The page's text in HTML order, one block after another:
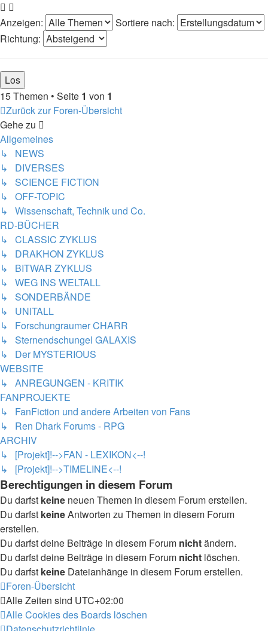
Anzeigen:
Sortiere nach:
Richtung:
15 Themen • Seite 1 von 1
Zurück zur Foren-Übersicht
Gehe zu
Allgemeines
↳ NEWS
↳ DIVERSES
↳ SCIENCE FICTION
↳ OFF-TOPIC
↳ Wissenschaft, Technik und Co.
RD-BÜCHER
↳ CLASSIC ZYKLUS
↳ DRAKHON ZYKLUS
↳ BITWAR ZYKLUS
↳ WEG INS WELTALL
↳ SONDERBÄNDE
↳ UNITALL
↳ Forschungraumer CHARR
↳ Sternendschungel GALAXIS
↳ Der MYSTERIOUS
WEBSITE
↳ ANREGUNGEN - KRITIK
FANPROJEKTE
↳ FanFiction und andere Arbeiten von Fans
↳ Ren Dhark Forums - RPG
ARCHIV
↳ [Projekt]!-->FAN - LEXIKON<--!
↳ [Projekt]!-->TIMELINE<--!
Berechtigungen in diesem Forum
Du darfst keine neuen Themen in diesem Forum erstellen.
Du darfst keineAntworten zu Themen in diesem Forum
erstellen.
Du darfst deine Beiträge in diesem Forum nichtändern.
Du darfst deine Beiträge in diesem Forum nicht löschen.
Du darfst keine Dateianhänge in diesem Forum erstellen.
Foren-Übersicht
Alle Zeiten sind UTC+02:00
Alle Cookies des Boards löschen